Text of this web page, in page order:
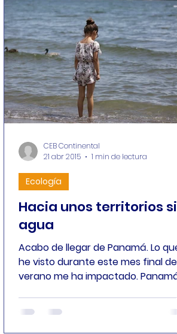
Hacia unos territorios sin
agua
Acabo de llegar de Panamá. Lo que
he visto durante este mes final del
verano me ha impactado. Panamá,
Ecología
CEB Continental
21 abr 2015
1 min de lectura